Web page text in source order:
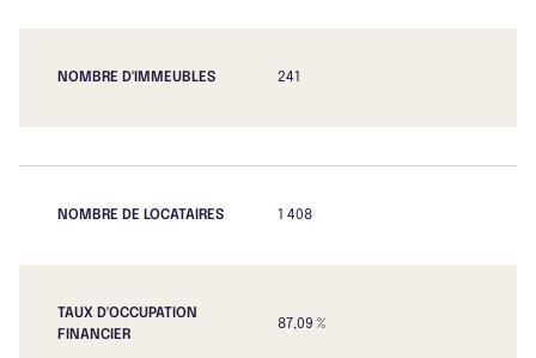
NOMBRE D'IMMEUBLES 241
NOMBRE DE LOCATAIRES 1 408
TAUX D'OCCUPATION
FINANCIER
87,09 %